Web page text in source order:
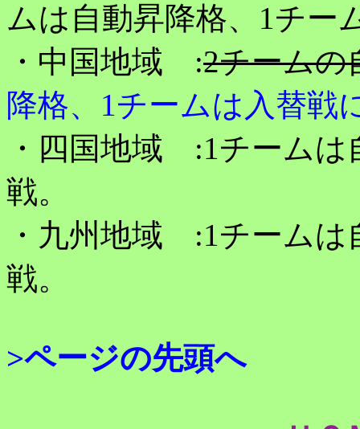
ムは自動昇降格、1チー
・中国地域 :2チームの
降格、1チームは入替戦
・四国地域 :1チームは
戦。
・九州地域 :1チームは
戦。
>ページの先頭へ